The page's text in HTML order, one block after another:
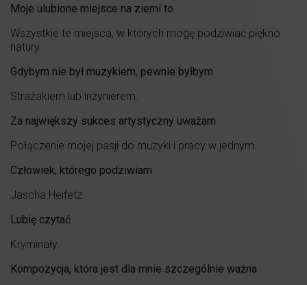
Moje ulubione miejsce na ziemi to
Wszystkie te miejsca, w których mogę podziwiać piękno
natury.
Gdybym nie był muzykiem, pewnie byłbym
Strażakiem lub inżynierem.
Za największy sukces artystyczny uważam
Połączenie mojej pasji do muzyki i pracy w jednym.
Człowiek, którego podziwiam
Jascha Heifetz.
Lubię czytać
Kryminały.
Kompozycja, która jest dla mnie szczególnie ważna